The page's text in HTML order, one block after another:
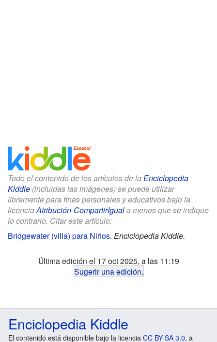
Todo el contenido de los artículos de la Enciclopedia
Kiddle (incluidas las imágenes) se puede utilizar
libremente para fines personales y educativos bajo la
licenciaAtribución-CompartirIguala menos que se indique
lo contrario. Citar este artículo:
Bridgewater (villa) para Niños. Enciclopedia Kiddle.
Última edición el 17 oct 2025, a las 11:19
Sugerir una edición.
Enciclopedia Kiddle
El contenido está disponible bajo la licencia CC BY-SA 3.0, a